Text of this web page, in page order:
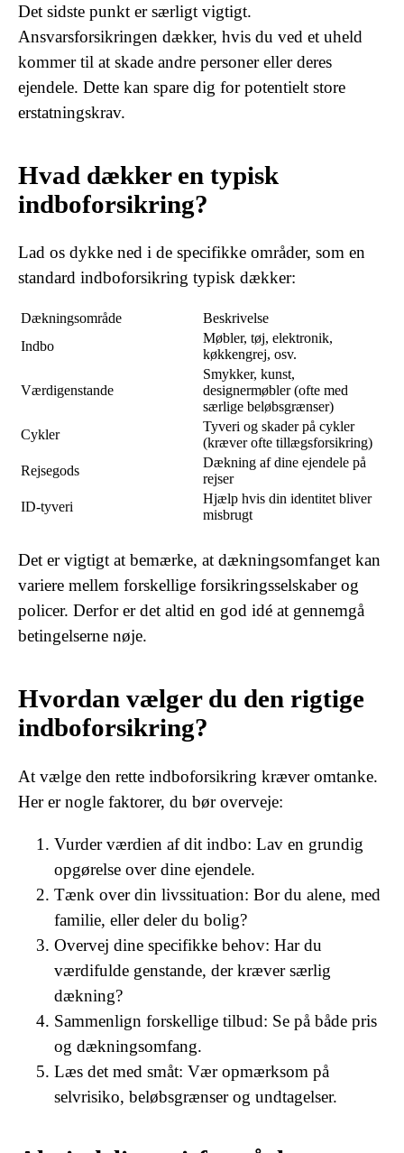
Det sidste punkt er særligt vigtigt.
Ansvarsforsikringen dækker, hvis du ved et uheld
kommer til at skade andre personer eller deres
ejendele. Dette kan spare dig for potentielt store
erstatningskrav.
Hvad dækker en typisk
indboforsikring?
Lad os dykke ned i de specifikke områder, som en
standard indboforsikring typisk dækker:
Dækningsområde
Beskrivelse
Indbo
Møbler, tøj, elektronik,
køkkengrej, osv.
Værdigenstande
Smykker, kunst,
designermøbler (ofte med
særlige beløbsgrænser)
Cykler
Tyveri og skader på cykler
(kræver ofte tillægsforsikring)
Rejsegods
Dækning af dine ejendele på
rejser
ID-tyveri
Hjælp hvis din identitet bliver
misbrugt
Det er vigtigt at bemærke, at dækningsomfanget kan
variere mellem forskellige forsikringsselskaber og
policer. Derfor er det altid en god idé at gennemgå
betingelserne nøje.
Hvordan vælger du den rigtige
indboforsikring?
At vælge den rette indboforsikring kræver omtanke.
Her er nogle faktorer, du bør overveje:
Vurder værdien af dit indbo: Lav en grundig
opgørelse over dine ejendele.
Tænk over din livssituation: Bor du alene, med
familie, eller deler du bolig?
Overvej dine specifikke behov: Har du
værdifulde genstande, der kræver særlig
dækning?
Sammenlign forskellige tilbud: Se på både pris
og dækningsomfang.
Læs det med småt: Vær opmærksom på
selvrisiko, beløbsgrænser og undtagelser.